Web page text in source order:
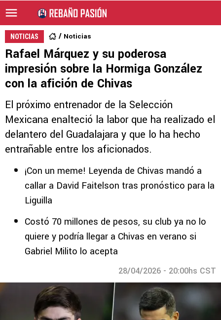
NOTICIAS Noticias
Rafael Márquez y su poderosa
impresión sobre la Hormiga González
con la afición de Chivas
El próximo entrenador de la Selección
Mexicana enalteció la labor que ha realizado el
delantero del Guadalajara y que lo ha hecho
entrañable entre los aficionados.
¡Con un meme! Leyenda de Chivas mandó a
callar a David Faitelson tras pronóstico para la
Liguilla
Costó 70 millones de pesos, su club ya no lo
quiere y podría llegar a Chivas en verano si
Gabriel Milito lo acepta
28/04/2026 - 20:00hs CST